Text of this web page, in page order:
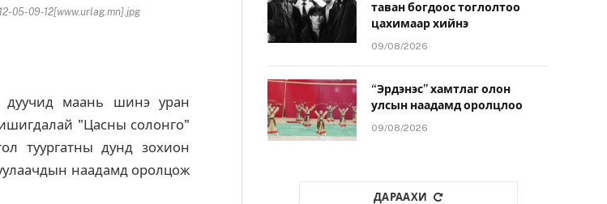
05-09-12[www.urlag.mn].jpg
дуучид маань шинэ уран
"Цасны солонго"
туургатны дунд зохион
наадамд оролцож
таван богдоос тоглолтоо
цахимаар хийнэ
09/08/2026
“Эрдэнэс” хамтлаг олон
улсын наадамд оролцлоо
09/08/2026
ДАРААХИ